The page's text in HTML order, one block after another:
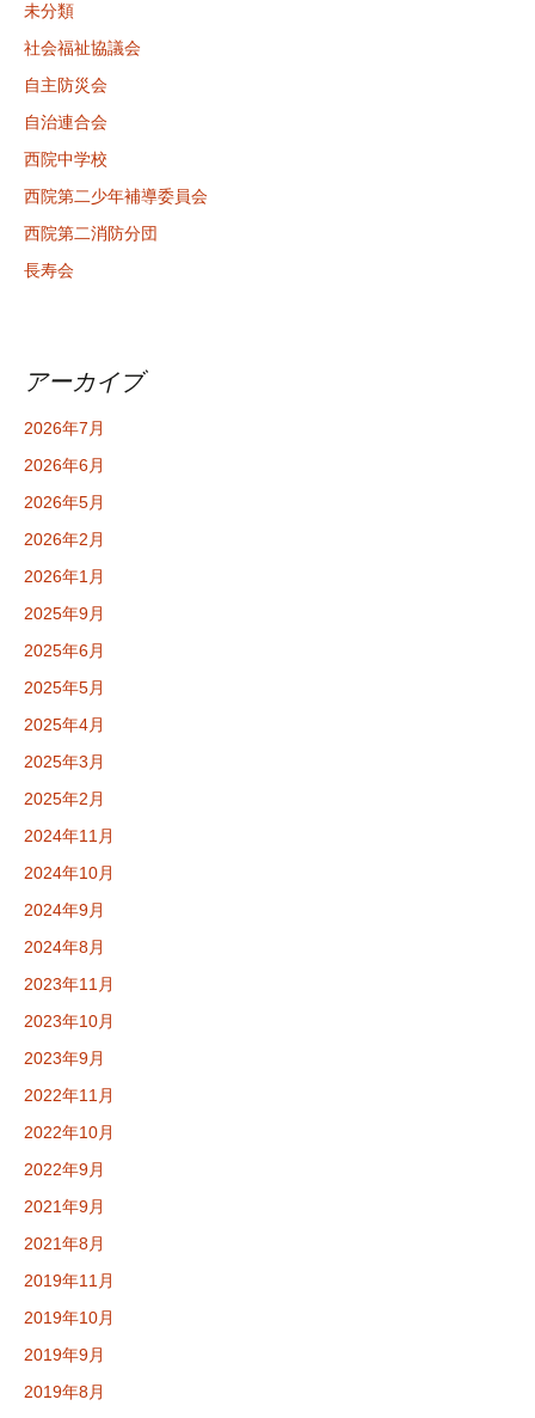
未分類
社会福祉協議会
自主防災会
自治連合会
西院中学校
西院第二少年補導委員会
西院第二消防分団
長寿会
アーカイブ
2026年7月
2026年6月
2026年5月
2026年2月
2026年1月
2025年9月
2025年6月
2025年5月
2025年4月
2025年3月
2025年2月
2024年11月
2024年10月
2024年9月
2024年8月
2023年11月
2023年10月
2023年9月
2022年11月
2022年10月
2022年9月
2021年9月
2021年8月
2019年11月
2019年10月
2019年9月
2019年8月